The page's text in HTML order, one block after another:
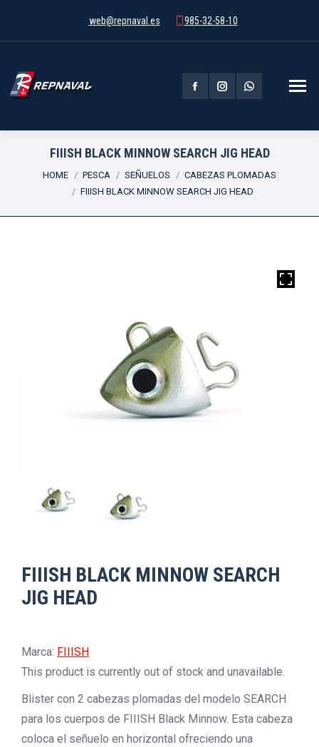
web@repnaval.es 985-32-58-10
Facebook
opens
in
Instagram
opens
in
Whatsapp
opens
in
FIIISH BLACK MINNOW SEARCH JIG HEAD
You are here:
HOME PESCA SEÑUELOS
CABEZAS PLOMADAS
FIIISH BLACK MINNOW SEARCH JIG HEAD
FIIISH BLACK MINNOW SEARCH
JIG HEAD
Marca: FIIISH
This product is currently out of stock and unavailable.
Blister con 2 cabezas plomadas del modelo SEARCH
para los cuerpos de FIIISH Black Minnow. Esta cabeza
coloca el señuelo en horizontal ofreciendo una